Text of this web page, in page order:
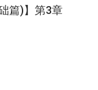
篇)】第3章